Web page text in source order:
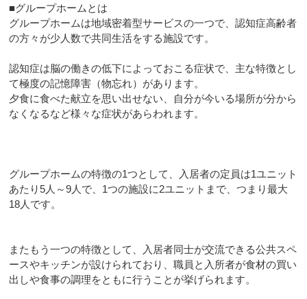
■グループホームとは
グループホームは地域密着型サービスの一つで、認知症高齢者
の方々が少人数で共同生活をする施設です。
認知症は脳の働きの低下によっておこる症状で、主な特徴とし
て極度の記憶障害（物忘れ）があります。
夕食に食べた献立を思い出せない、自分が今いる場所が分から
なくなるなど様々な症状があらわれます。
グループホームの特徴の1つとして、入居者の定員は1ユニット
あたり5人～9人で、1つの施設に2ユニットまで、つまり最大
18人です。
またもう一つの特徴として、入居者同士が交流できる公共スペ
ースやキッチンが設けられており、職員と入所者が食材の買い
出しや食事の調理をともに行うことが挙げられます。